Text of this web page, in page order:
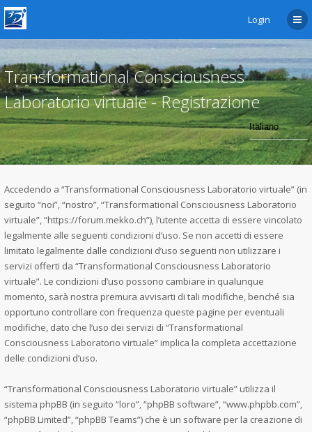
Login
Transformational Consciousness
Laboratorio virtuale - Registrazione
Accedendo a “Transformational Consciousness Laboratorio virtuale” (in
seguito “noi”, “nostro”, “Transformational Consciousness Laboratorio
virtuale”, “https://forum.mekko.ch”), l’utente accetta di essere vincolato
legalmente alle seguenti condizioni d’uso. Se non accetti di essere
limitato legalmente dalle condizioni d’uso seguenti non utilizzare i
servizi offerti da “Transformational Consciousness Laboratorio
virtuale”. Le condizioni d’uso possono cambiare in qualunque
momento, sarà nostra premura avvisarti di tali modifiche, benché sia
opportuno controllare con frequenza queste pagine per eventuali
modifiche, dato che l’uso dei servizi di “Transformational
Consciousness Laboratorio virtuale” implica la completa accettazione
delle condizioni d’uso.
“Transformational Consciousness Laboratorio virtuale” utilizza il
sistema phpBB (in seguito “loro”, “phpBB software”, “www.phpbb.com”,
“phpBB Limited”, “phpBB Teams”) che è un software per la creazione di